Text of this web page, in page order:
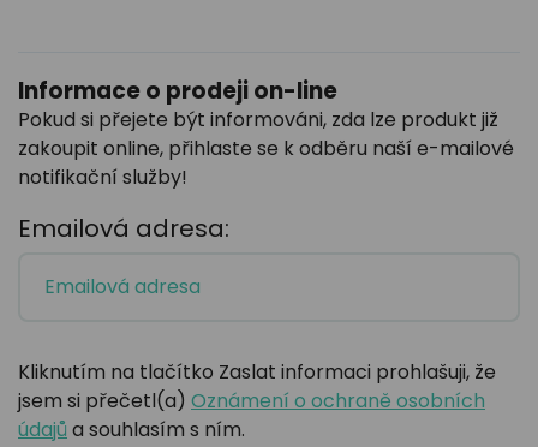
Informace o prodeji on-line
Pokud si přejete být informováni, zda lze produkt již
zakoupit online, přihlaste se k odběru naší e-mailové
notifikační služby!
Emailová adresa:
Kliknutím na tlačítko Zaslat informaci prohlašuji, že
jsem si přečetl(a) Oznámení o ochraně osobních
údajů a souhlasím s ním.